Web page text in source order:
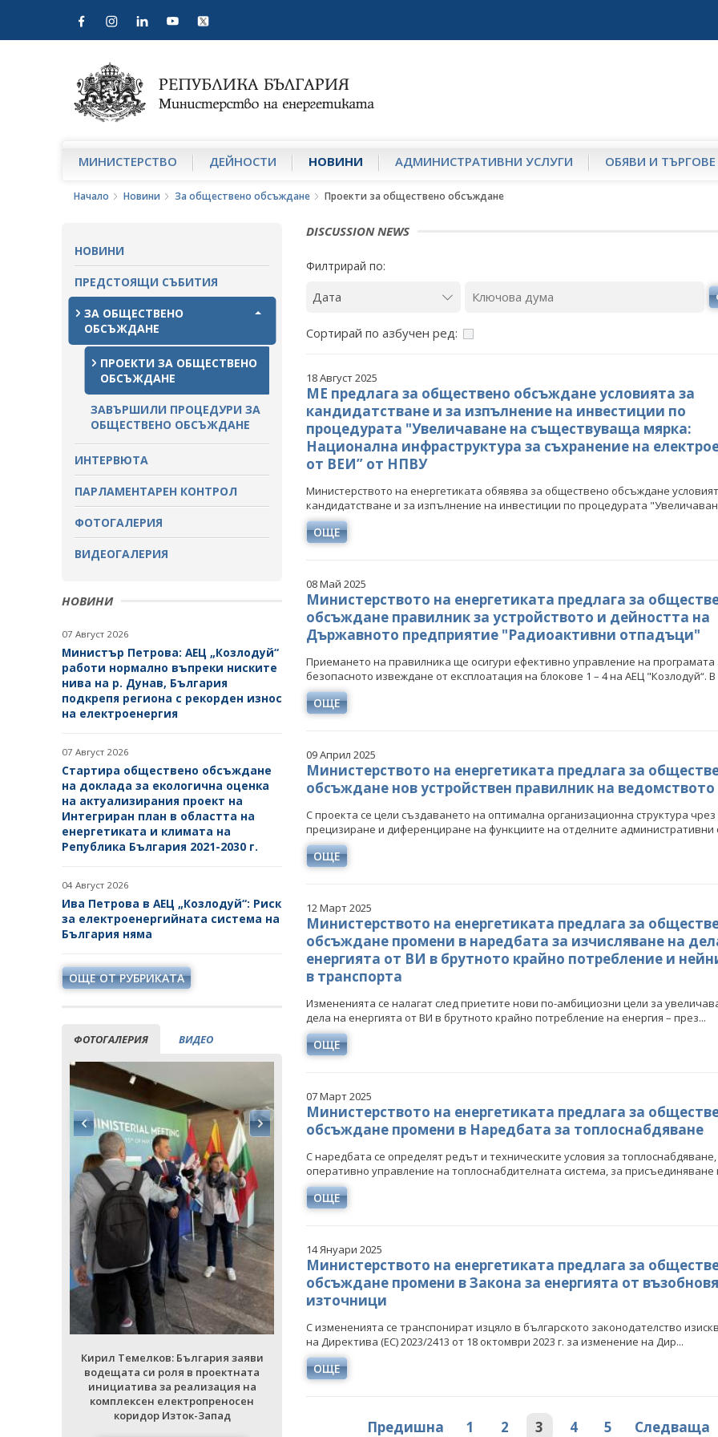
МИНИСТЕРСТВО ДЕЙНОСТИ НОВИНИ АДМИНИСТРАТИВНИ УСЛУГИ ОБЯВИ И ТЪРГОВЕ
Начало Новини За обществено обсъждане Проекти за обществено обсъждане
НОВИНИ
ПРЕДСТОЯЩИ СЪБИТИЯ
ЗА ОБЩЕСТВЕНО
ОБСЪЖДАНЕ
ПРОЕКТИ ЗА ОБЩЕСТВЕНО
ОБСЪЖДАНЕ
ЗАВЪРШИЛИ ПРОЦЕДУРИ ЗА
ОБЩЕСТВЕНО ОБСЪЖДАНЕ
ИНТЕРВЮТА
ПАРЛАМЕНТАРЕН КОНТРОЛ
ФОТОГАЛЕРИЯ
ВИДЕОГАЛЕРИЯ
НОВИНИ
07 Август 2026
Министър Петрова: АЕЦ „Козлодуй“
работи нормално въпреки ниските
нива на р. Дунав, България
подкрепя региона с рекорден износ
на електроенергия
07 Август 2026
Стартира обществено обсъждане
на доклада за екологична оценка
на актуализирания проект на
Интегриран план в областта на
енергетиката и климата на
Република България 2021-2030 г.
04 Август 2026
Ива Петрова в АЕЦ „Козлодуй“: Риск
за електроенергийната система на
България няма
ОЩЕ ОТ РУБРИКАТА
ФОТОГАЛЕРИЯ ВИДЕО
Кирил Темелков: България заяви
водещата си роля в проектната
инициатива за реализация на
комплексен електропреносен
коридор Изток-Запад
водещата си роля в проектната
инициатива за реализация на
комплексен електропреносен
коридор Изток-Запад
ВСИЧКИ ФОТОГАЛЕРИИ
инициатива за реализация на
комплексен електропреносен
коридор Изток-Запад
ВСИЧКИ ФОТОГАЛЕРИИ
DISCUSSION NEWS
Филтрирай по:
Сортирай по азбучен ред:
18 Август 2025
МЕ предлага за обществено обсъждане условията за
кандидатстване и за изпълнение на инвестиции по
процедурата "Увеличаване на съществуваща мярка:
Национална инфраструктура за съхранение на
от ВЕИ” от НПВУ
Министерството на енергетиката обявява за обществено обсъждане
кандидатстване и за изпълнение на инвестиции по процедурата
ОЩЕ
08 Май 2025
Министерството на енергетиката предлага за
обсъждане правилник за устройството и дейността на
Държавното предприятие "Радиоактивни отпадъци"
Приемането на правилника ще осигури ефективно управление на програмата
безопасното извеждане от експлоатация на блокове 1 – 4 на АЕЦ "Козлодуй“. В
ОЩЕ
09 Април 2025
Министерството на енергетиката предлага за
обсъждане нов устройствен правилник на ведомството
С проекта се цели създаването на оптимална организационна структура чрез
прецизиране и диференциране на функциите на отделните административни
ОЩЕ
12 Март 2025
Министерството на енергетиката предлага за
обсъждане промени в наредбата за изчисляване на
енергията от ВИ в брутното крайно потребление и
в транспорта
Измененията се налагат след приетите нови по-амбициозни цели за
дела на енергията от ВИ в брутното крайно потребление на енергия – през...
ОЩЕ
07 Март 2025
Министерството на енергетиката предлага за
обсъждане промени в Наредбата за топлоснабдяване
С наредбата се определят редът и техническите условия за топлоснабдяване,
оперативно управление на топлоснабдителната система, за присъединяване
ОЩЕ
14 Януари 2025
Министерството на енергетиката предлага за
обсъждане промени в Закона за енергията от
източници
С измененията се транспонират изцяло в българското законодателство
на Директива (ЕС) 2023/2413 от 18 октомври 2023 г. за изменение на Дир...
ОЩЕ
Предишна 1 2 3 4 5 Следваща